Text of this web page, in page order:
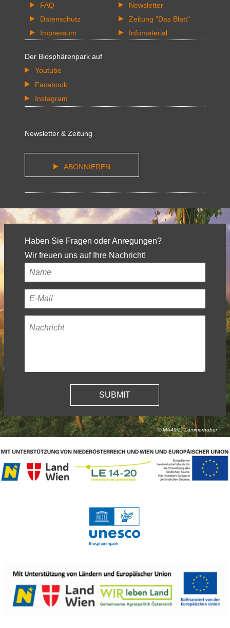
FAQ
Datenschutz
Impressum
Newsletter
Zeitung "Das Blatt"
Infomaterial
Der Biosphärenpark auf
Youtube
Facebook
Instagram
Newsletter & Zeitung
ABONNIEREN
Haben Sie Fragen oder Anregungen?
Wir freuen uns auf Ihre Nachricht!
Ihr
Name*
Ihre
E-
Mail-
Nachricht*
© MA49/L. Lammerhuber